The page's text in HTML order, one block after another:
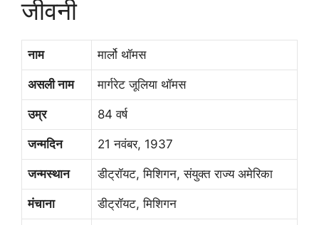
जीवनी
नाम मार्लो थॉमस
असली नाम मार्गरेट जूलिया थॉमस
उम्र 84 वर्ष
जन्मदिन 21 नवंबर, 1937
जन्मस्थान डीट्रॉयट, मिशिगन, संयुक्त राज्य अमेरिका
मंचाना डीट्रॉयट, मिशिगन